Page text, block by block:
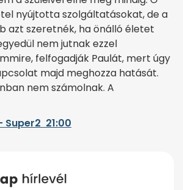
nyújtotta szolgáltatásokat, de a
azt szeretnék, ha önálló életet
nem jutnak ezzel
felfogadják Paulát, mert úgy
majd meghozza hatását.
nem számolnak. A
Super2 21:00